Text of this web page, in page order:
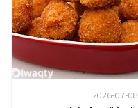
2026-07-08